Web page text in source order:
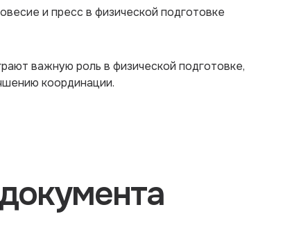
и пресс в физической подготовке
важную роль в физической подготовке,
координации.